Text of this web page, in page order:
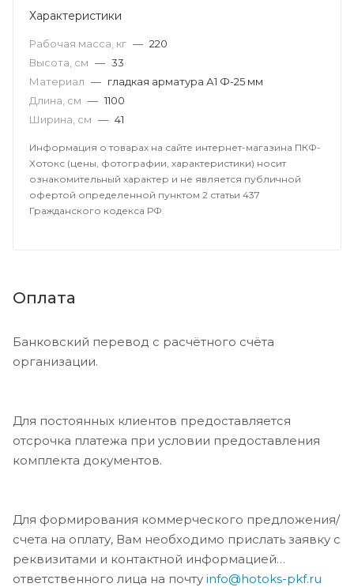
Характеристики
Рабочая масса, кг — 220
Высота, см — 33
Материал — гладкая арматура А1 Ф-25 мм
Длина, см — 1100
Ширина, см — 41
Информация о товарах на сайте интернет-магазина ПКФ-
Хотокс (цены, фотографии, характеристики) носит
ознакомительный характер и не является публичной
офертой определенной пунктом 2 статьи 437
Гражданского кодекса РФ.
Оплата
Банковский перевод с расчётного счёта
организации.
Для постоянных клиентов предоставляется
отсрочка платежа при условии предоставления
комплекта документов.
Для формирования коммерческого предложения/
счета на оплату, Вам необходимо прислать заявку с
реквизитами и контактной информацией
ответственного лица на почту info@hotoks-pkf.ru